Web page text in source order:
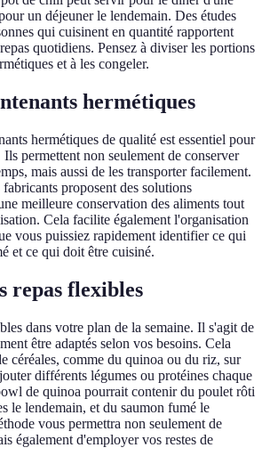
un déjeuner le lendemain. Des études
qui cuisinent en quantité rapportent
quotidiens. Pensez à diviser les portions
et à les congeler.
hermétiques
hermétiques de qualité est essentiel pour
permettent non seulement de conserver
mais aussi de les transporter facilement.
proposent des solutions
meilleure conservation des aliments tout
Cela facilite également l'organisation
vous puissiez rapidement identifier ce qui
et ce qui doit être cuisiné.
repas flexibles
dans votre plan de la semaine. Il s'agit de
être adaptés selon vos besoins. Cela
céréales, comme du quinoa ou du riz, sur
différents légumes ou protéines chaque
de quinoa pourrait contenir du poulet rôti
le lendemain, et du saumon fumé le
vous permettra non seulement de
également d'employer vos restes de